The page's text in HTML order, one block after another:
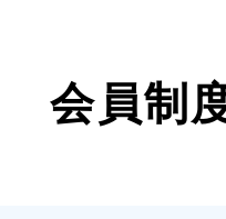
会員制